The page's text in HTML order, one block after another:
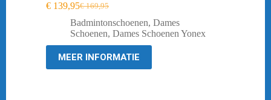
€169,95
Oorspronkelijke
prijs
was:
€ 169,95.
€ 139,95Huidige
prijs
is:
€ 139,95.
Badmintonschoenen, Dames
Schoenen, Dames Schoenen Yonex
MEER INFORMATIE